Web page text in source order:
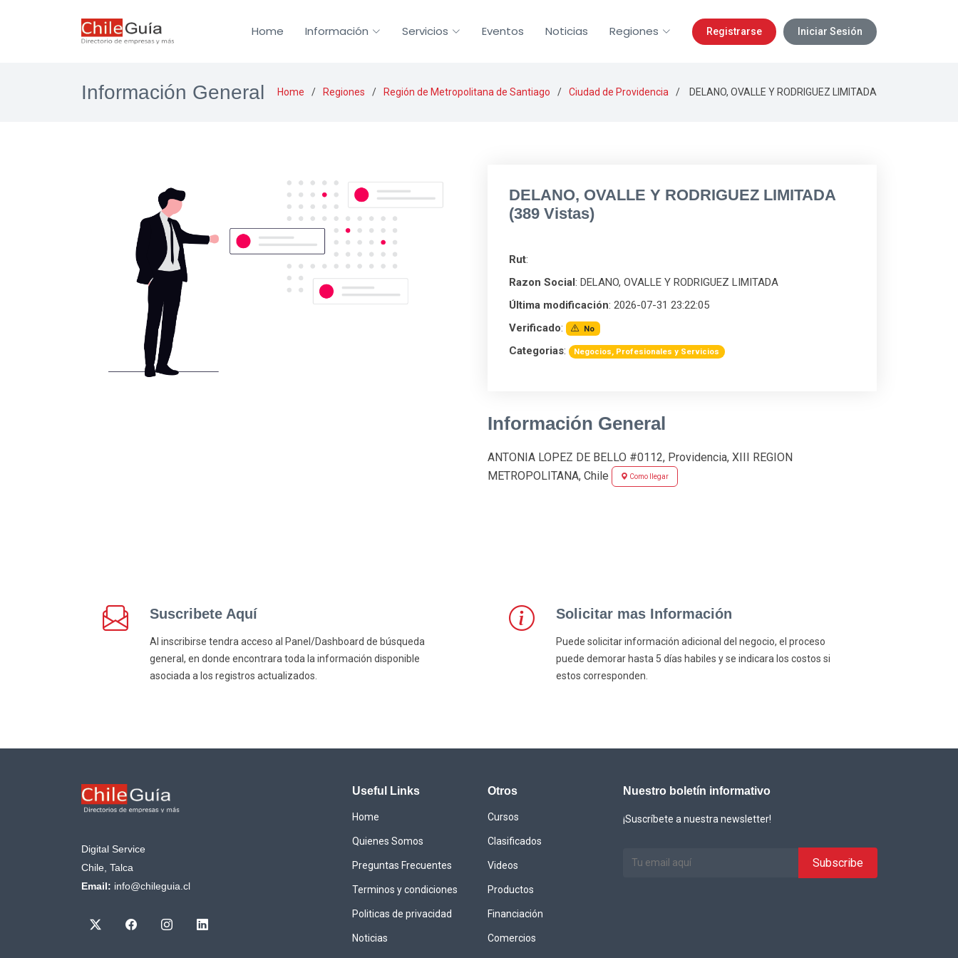
Home Información Servicios Eventos Noticias Regiones Registrarse Iniciar Sesión
Información General Home Regiones Región de Metropolitana de Santiago Ciudad de Providencia DELANO, OVALLE Y RODRIGUEZ LIMITADA
DELANO, OVALLE Y RODRIGUEZ LIMITADA
(389 Vistas)
Rut:
Razon Social: DELANO, OVALLE Y RODRIGUEZ LIMITADA
Última modificación: 2026-07-31 23:22:05
Verificado: No
Categorias: Negocios, Profesionales y Servicios
Información General
ANTONIA LOPEZ DE BELLO #0112, Providencia, XIII REGION
METROPOLITANA, Chile
Como llegar
Suscribete Aquí
Al inscribirse tendra acceso al Panel/Dashboard de búsqueda
general, en donde encontrara toda la información disponible
asociada a los registros actualizados.
Solicitar mas Información
Puede solicitar información adicional del negocio, el proceso
puede demorar hasta 5 días habiles y se indicara los costos si
estos corresponden.
Digital Service
Chile, Talca
Email: info@chileguia.cl
Useful Links
Home
Quienes Somos
Preguntas Frecuentes
Terminos y condiciones
Politicas de privacidad
Noticias
Otros
Cursos
Clasificados
Videos
Productos
Financiación
Comercios
Nuestro boletín informativo
¡Suscríbete a nuestra newsletter!